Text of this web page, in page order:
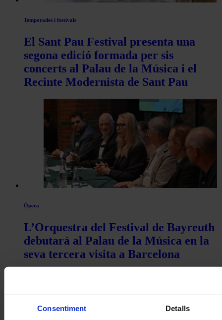
Consentiment Detalls
Temporades i festivals
El Sant Pau Festival presenta una
segona edició formada per sis
concerts al Palau de la Música i el
Recinte Modernista de Sant Pau
Òpera
L’Orquestra del Festival de Bayreuth
debutarà al Palau de la Música en la
seva tercera visita a Barcelona